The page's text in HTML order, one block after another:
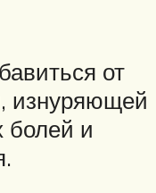
от
изнуряющей
болей и